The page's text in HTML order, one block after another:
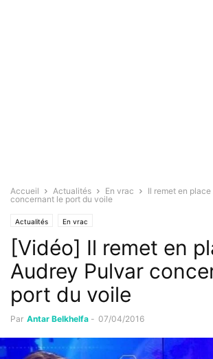
Accueil Actualités En vrac
Il remet en
concernant le port du voile
Actualités En vrac
[Vidéo] Il remet en
Audrey Pulvar
port du voile
Par Antar Belkhelfa - 07/04/2016